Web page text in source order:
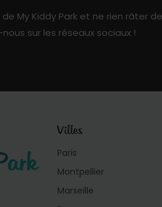
My Kiddy Park et ne rien râter
sur les réseaux sociaux !
Villes
Paris
Montpellier
Marseille